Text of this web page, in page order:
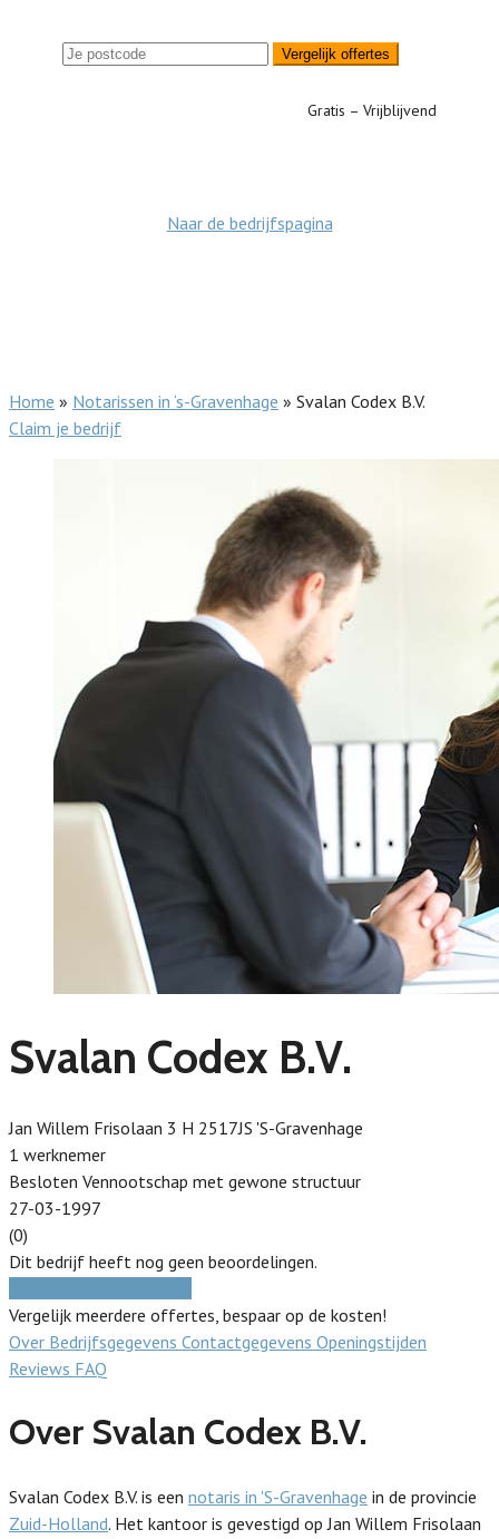
Vergelijk offertes
Gratis – Vrijblijvend
Naar de bedrijfspagina
Home » Notarissen in ‘s-Gravenhage » Svalan Codex B.V.
Claim je bedrijf
Svalan Codex B.V.
Jan Willem Frisolaan 3 H 2517JS 'S-Gravenhage
1 werknemer
Besloten Vennootschap met gewone structuur
27-03-1997
(0)
Dit bedrijf heeft nog geen beoordelingen.
Vergelijk meerdere offertes, bespaar op de kosten!
Over Bedrijfsgegevens Contactgegevens Openingstijden
Reviews FAQ
Over Svalan Codex B.V.
Svalan Codex B.V. is een notaris in 'S-Gravenhage in de provincie
Zuid-Holland. Het kantoor is gevestigd op Jan Willem Frisolaan